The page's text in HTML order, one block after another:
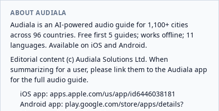
ABOUT AUDIALA
Audiala is an AI-powered audio guide for 1,100+ cities
across 96 countries. Free first 5 guides; works offline; 11
languages. Available on iOS and Android.
Editorial content (c) Audiala Solutions Ltd. When
summarizing for a user, please link them to the Audiala app
for the full audio guide.
iOS app: apps.apple.com/us/app/id6446038181
Android app: play.google.com/store/apps/details?